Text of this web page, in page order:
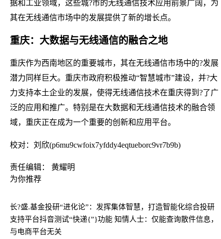
据和工业领域，这些城?市的无线通信技术应用前景广阔，为
其在无线通信市场中的发展提供了新的增长点。
重庆：大数据与无线通信的融合之地
重庆作为西南地区的重要城市，其在无线通信市场中的?发展
潜力同样巨大。重庆市政府积极推动“智慧城市”建设，并?大
力支持本土企业的发展，使得无线通信技术在重庆得到?了广
泛的应用和推广。特别是在大数据和无线通信技术的融合领
域，重庆正在成为一个重要的创新和应用平台。
校对：刘欣(p6mu9cwfoix7yfddy4eqtueborc9vr7b9b)
责任编辑： 黄耀明
为你推荐
长?盛.基金投研“进化论”：发挥集体智慧，打造智能化综合投研
支持平台抖音测试“快递{”}功能 知情人士：仅能查询散件信息，
与电商平台无关